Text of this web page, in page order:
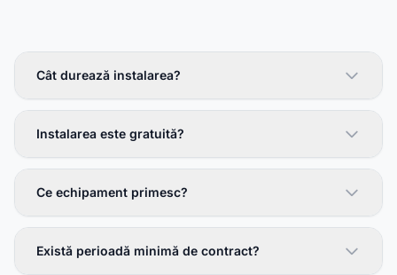
Cât durează instalarea?
Instalarea este gratuită?
Ce echipament primesc?
Există perioadă minimă de contract?